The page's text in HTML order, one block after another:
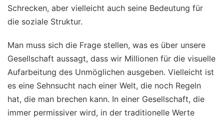
Schrecken, aber vielleicht auch seine Bedeutung für
die soziale Struktur.
Man muss sich die Frage stellen, was es über unsere
Gesellschaft aussagt, dass wir Millionen für die visuelle
Aufarbeitung des Unmöglichen ausgeben. Vielleicht ist
es eine Sehnsucht nach einer Welt, die noch Regeln
hat, die man brechen kann. In einer Gesellschaft, die
immer permissiver wird, in der traditionelle Werte